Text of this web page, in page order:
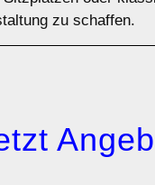
zu schaffen.